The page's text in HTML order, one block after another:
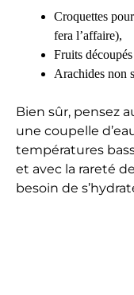
Croquettes
fera l’affaire),
Fruits
Arachides non
Bien sûr, pensez
une coupelle
températures
et avec la rareté
besoin de